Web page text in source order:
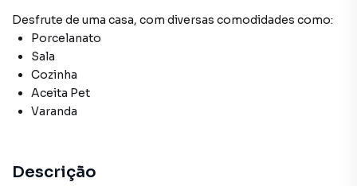
Desfrute de uma casa, com diversas comodidades como:
Porcelanato
Sala
Cozinha
Aceita Pet
Varanda
Descrição